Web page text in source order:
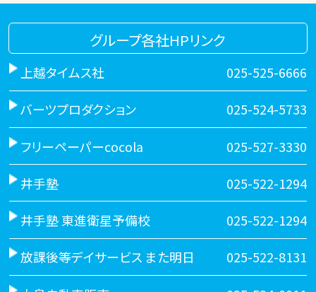
グループ各社HPリンク
上越タイムス社 025-525-6666
バーツプロダクション 025-524-5733
フリーペーパーcocola 025-527-3330
井手塾 025-522-1294
井手塾 東進衛星予備校 025-522-1294
放課後等デイサービス また明日 025-522-8131